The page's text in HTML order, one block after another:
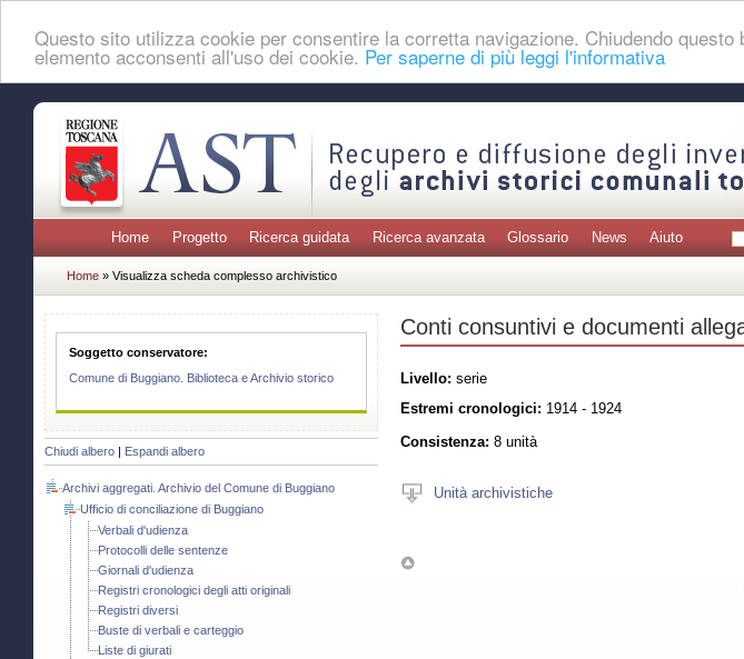
Questo sito utilizza cookie per consentire la corretta navigazione. Chiudendo
elemento acconsenti all'uso dei cookie. Per saperne di più leggi l'informativa
Home Progetto Ricerca guidata Ricerca avanzata Glossario News Aiuto
Home » Visualizza scheda complesso archivistico
Soggetto conservatore:
Comune di Buggiano. Biblioteca e Archivio storico
Chiudi albero Espandi albero
Archivi aggregati. Archivio del Comune di Buggiano
Ufficio di conciliazione di Buggiano
Verbali d'udienza
Protocolli delle sentenze
Giornali d'udienza
Registri cronologici degli atti originali
Registri diversi
Buste di verbali e carteggio
Liste di giurati
Conti consuntivi e documenti
Livello: serie
Estremi cronologici: 1914 - 1924
Consistenza: 8 unità
Unità archivistiche